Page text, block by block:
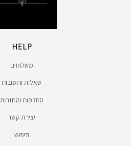
HELP
משלוחים
שאלות ותשובות
החלפות והחזרות
יצירת קשר
חיפוש